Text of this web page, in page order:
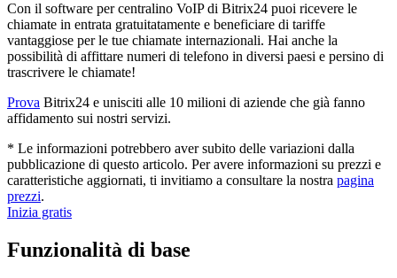
Con il software per centralino VoIP di Bitrix24 puoi ricevere le
chiamate in entrata gratuitatamente e beneficiare di tariffe
vantaggiose per le tue chiamate internazionali. Hai anche la
possibilità di affittare numeri di telefono in diversi paesi e persino di
trascrivere le chiamate!
Prova Bitrix24 e unisciti alle 10 milioni di aziende che già fanno
affidamento sui nostri servizi.
* Le informazioni potrebbero aver subito delle variazioni dalla
pubblicazione di questo articolo. Per avere informazioni su prezzi e
caratteristiche aggiornati, ti invitiamo a consultare la nostra pagina
prezzi.
Inizia gratis
Funzionalità di base